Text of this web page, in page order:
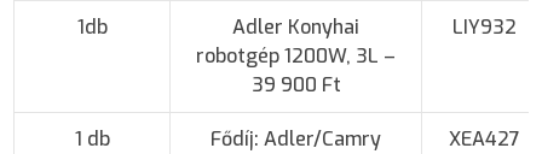
1db
Adler Konyhai
robotgép 1200W, 3L –
39 900 Ft
LIY932
1 db
Fődíj: Adler/Camry
XEA427